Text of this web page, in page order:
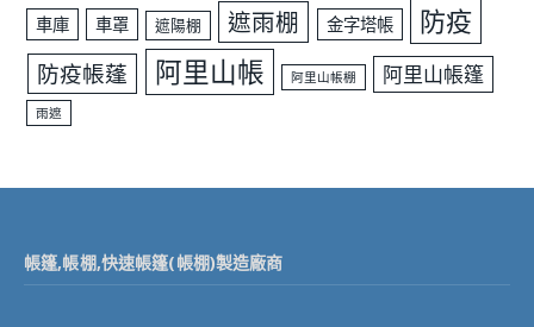
車庫 車罩 遮陽棚 遮雨棚 金字塔帳 防疫
防疫帳蓬 阿里山帳 阿里山帳棚 阿里山帳篷
雨遮
帳篷,帳棚,快速帳篷(帳棚)製造廠商